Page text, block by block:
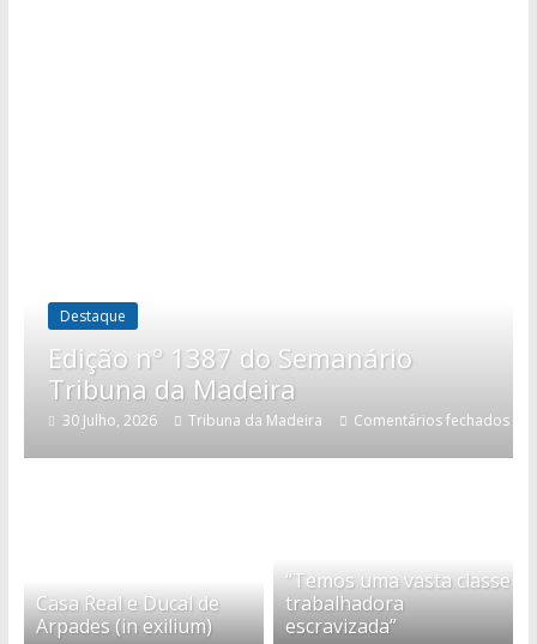
Destaque
Edição nº 1387 do Semanário
Tribuna da Madeira
30 Julho, 2026 Tribuna da Madeira Comentários fechados
Casa Real e Ducal de
Arpades (in exilium)
“Temos uma vasta classe
trabalhadora
escravizada”